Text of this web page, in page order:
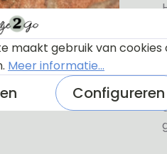
maakt gebruik van
Meer informatie...
Configureren